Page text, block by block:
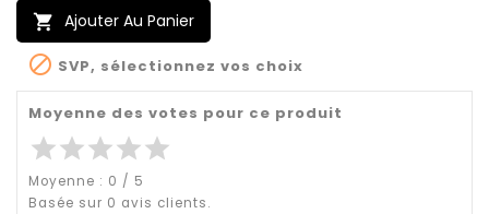
 Ajouter Au Panier
 SVP, sélectionnez vos choix
Moyenne des votes pour ce produit
starstarstarstarstar
Moyenne : 0 / 5
Basée sur 0 avis clients.